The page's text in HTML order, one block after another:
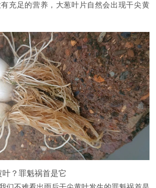
充足的营养，大葱叶片自然会出现干尖黄
？罪魁祸首是它